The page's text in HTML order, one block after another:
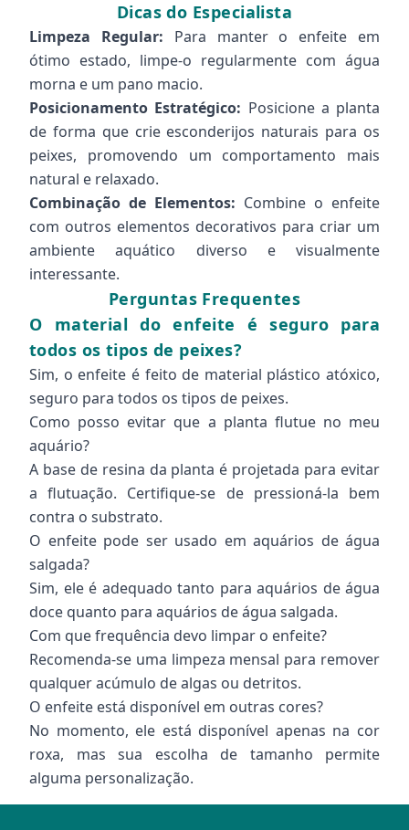
Dicas do Especialista
Limpeza Regular: Para manter o enfeite em
ótimo estado, limpe-o regularmente com água
morna e um pano macio.
Posicionamento Estratégico: Posicione a planta
de forma que crie esconderijos naturais para os
peixes, promovendo um comportamento mais
natural e relaxado.
Combinação de Elementos: Combine o enfeite
com outros elementos decorativos para criar um
ambiente aquático diverso e visualmente
interessante.
Perguntas Frequentes
O material do enfeite é seguro para
todos os tipos de peixes?
Sim, o enfeite é feito de material plástico atóxico,
seguro para todos os tipos de peixes.
Como posso evitar que a planta flutue no meu
aquário?
A base de resina da planta é projetada para evitar
a flutuação. Certifique-se de pressioná-la bem
contra o substrato.
O enfeite pode ser usado em aquários de água
salgada?
Sim, ele é adequado tanto para aquários de água
doce quanto para aquários de água salgada.
Com que frequência devo limpar o enfeite?
Recomenda-se uma limpeza mensal para remover
qualquer acúmulo de algas ou detritos.
O enfeite está disponível em outras cores?
No momento, ele está disponível apenas na cor
roxa, mas sua escolha de tamanho permite
alguma personalização.